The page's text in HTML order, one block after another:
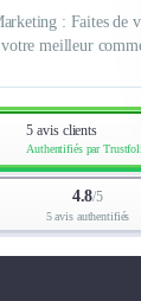
: Faites de
votre meilleur
5 avis clients
Authentifiés par
4.8/5
5 avis authentifiés